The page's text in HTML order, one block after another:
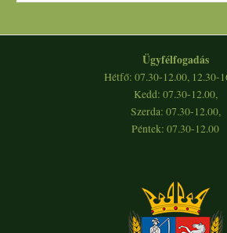
Ügyfélfogadás
Hétfő: 07.30-12.00, 12.30-
Kedd: 07.30-12.00,
Szerda: 07.30-12.00,
Péntek: 07.30-12.00